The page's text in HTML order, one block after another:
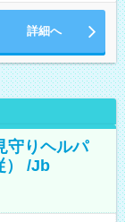
詳細へ
守りヘルパ
） /Jb